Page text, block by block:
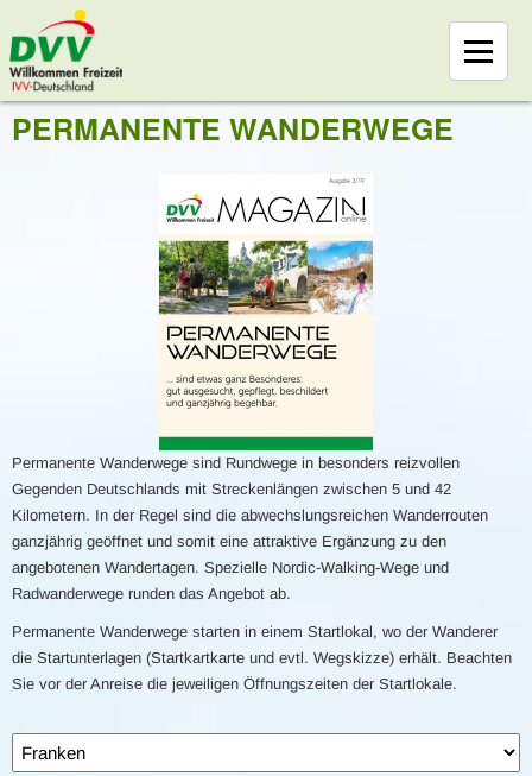
PERMANENTE WANDERWEGE
Permanente Wanderwege sind Rundwege in besonders reizvollen
Gegenden Deutschlands mit Streckenlängen zwischen 5 und 42
Kilometern. In der Regel sind die abwechslungsreichen Wanderrouten
ganzjährig geöffnet und somit eine attraktive Ergänzung zu den
angebotenen Wandertagen. Spezielle Nordic-Walking-Wege und
Radwanderwege runden das Angebot ab.
Permanente Wanderwege starten in einem Startlokal, wo der Wanderer
die Startunterlagen (Startkartkarte und evtl. Wegskizze) erhält. Beachten
Sie vor der Anreise die jeweiligen Öffnungszeiten der Startlokale.